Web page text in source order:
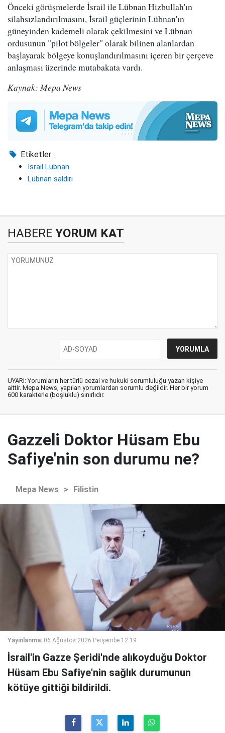
Önceki görüşmelerde İsrail ile Lübnan Hizbullah'ın
silahsızlandırılmasını, İsrail güçlerinin Lübnan'ın
güneyinden kademeli olarak çekilmesini ve Lübnan
ordusunun "pilot bölgeler" olarak bilinen alanlardan
başlayarak bölgeye konuşlandırılmasını içeren bir çerçeve
anlaşması üzerinde mutabakata vardı.
Kaynak: Mepa News
Etiketler :
İsrail Lübnan
Lübnan saldırı
HABERE YORUM KAT
UYARI: Yorumların her türlü cezai ve hukuki sorumluluğu yazan kişiye
aittir. Mepa News, yapılan yorumlardan sorumlu değildir. Her bir yorum
600 karakterle (boşluklu) sınırlıdır.
Gazzeli Doktor Hüsam Ebu
Safiye'nin son durumu ne?
Mepa News > Filistin
Yayınlanma: 06 Ağustos 2026 Perşembe 12:19
İsrail'in Gazze Şeridi'nde alıkoyduğu Doktor
Hüsam Ebu Safiye'nin sağlık durumunun
kötüye gittiği bildirildi.